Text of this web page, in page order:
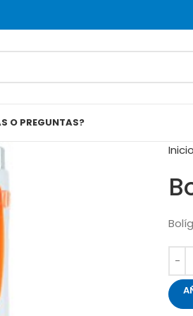
O PREGUNTAS?
Inicio